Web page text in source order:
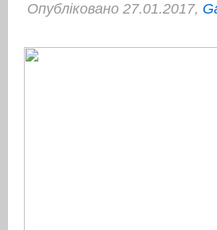
Опубліковано 27.01.2017,